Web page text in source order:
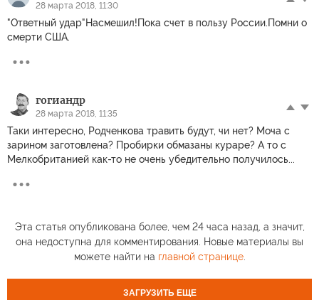
28 марта 2018, 11:30
"Ответный удар"Насмешил!Пока счет в пользу России.Помни о
смерти США.
гогиандр
28 марта 2018, 11:35
Таки интересно, Родченкова травить будут, чи нет? Моча с
зарином заготовлена? Пробирки обмазаны кураре? А то с
Мелкобританией как-то не очень убедительно получилось...
Эта статья опубликована более, чем 24 часа назад, а значит,
она недоступна для комментирования. Новые материалы вы
можете найти на главной странице.
ЗАГРУЗИТЬ ЕЩЕ